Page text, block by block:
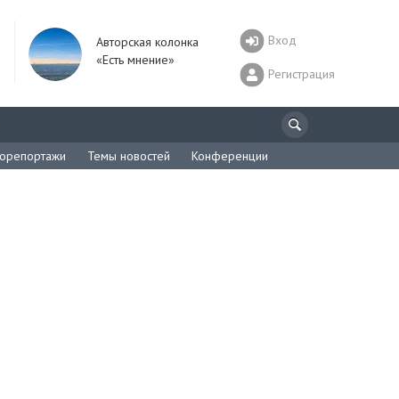
Авторская колонка
«Есть мнение»
Вход
Регистрация
Темы новостей Конференции